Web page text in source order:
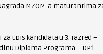
MZOM-a maturantima
za upis kandidata u 3. razred –
Diploma Programa – DP1 –